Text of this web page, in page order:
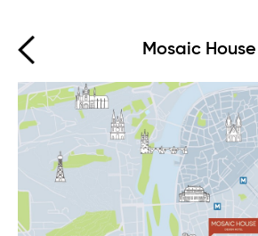
Mosaic House